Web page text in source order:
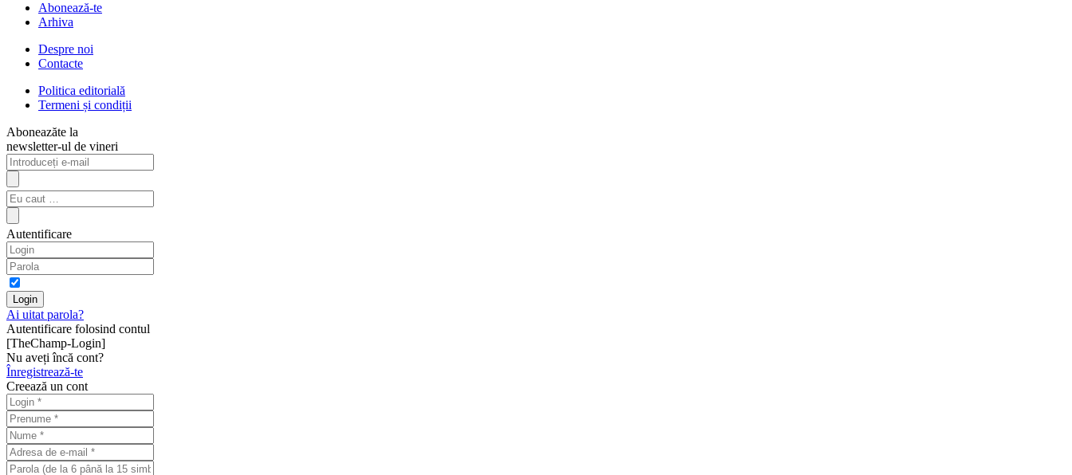
Abonează-te
Arhiva
Despre noi
Contacte
Politica editorială
Termeni și condiții
Aboneazăte la
newsletter-ul de vineri
Autentificare
Ai uitat parola?
Autentificare folosind contul
[TheChamp-Login]
Nu aveți încă cont?
Înregistrează-te
Creează un cont